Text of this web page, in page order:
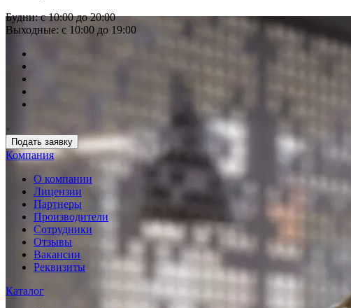
Будни: с 10:00 до 20:00
Выходные: с 10:00 до 19:00
Подать заявку
Компания
О компании
Лицензии
Партнеры
Производители
Сотрудники
Отзывы
Вакансии
Реквизиты
Каталог